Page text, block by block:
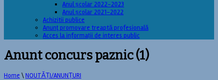
Anul școlar 2022-2023
Anul școlar 2021-2022
Achizitii publice
Anunţ promovare treaptă profesională
Acces la informații de interes public
Anunt concurs paznic (1)
Home \NOUTĂȚI/ANUNȚURI